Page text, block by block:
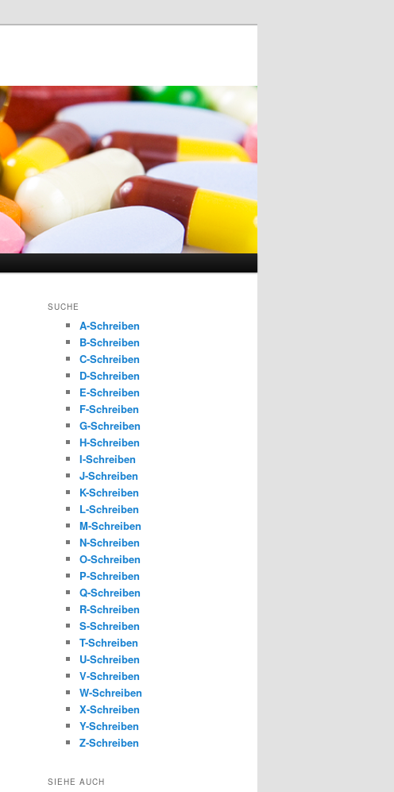
SUCHE
A-Schreiben
B-Schreiben
C-Schreiben
D-Schreiben
E-Schreiben
F-Schreiben
G-Schreiben
H-Schreiben
I-Schreiben
J-Schreiben
K-Schreiben
L-Schreiben
M-Schreiben
N-Schreiben
O-Schreiben
P-Schreiben
Q-Schreiben
R-Schreiben
S-Schreiben
T-Schreiben
U-Schreiben
V-Schreiben
W-Schreiben
X-Schreiben
Y-Schreiben
Z-Schreiben
SIEHE AUCH